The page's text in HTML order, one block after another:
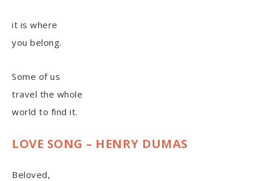
it is where
you belong.
Some of us
travel the whole
world to find it.
LOVE SONG – HENRY DUMAS
Beloved,